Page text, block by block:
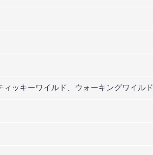
ッキーワイルド、ウォーキングワイルド